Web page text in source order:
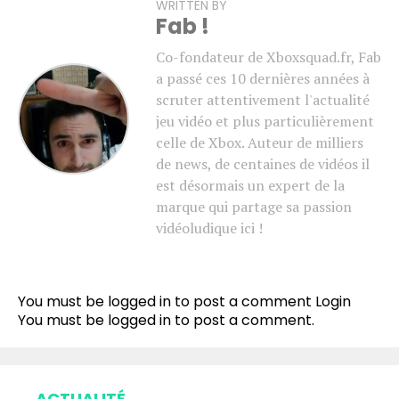
WRITTEN BY
Fab !
Co-fondateur de Xboxsquad.fr, Fab
a passé ces 10 dernières années à
scruter attentivement l'actualité
jeu vidéo et plus particulièrement
celle de Xbox. Auteur de milliers
de news, de centaines de vidéos il
est désormais un expert de la
marque qui partage sa passion
vidéoludique ici !
You must be logged in to post a comment Login
You must be logged in to post a comment.